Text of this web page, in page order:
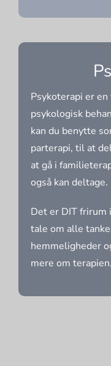
Psykoterapi er
psykologisk
kan du benytte
parterapi, til at
at gå i
også kan deltage.
Det er DIT
tale om alle
hemmeligheder
mere om terapien.